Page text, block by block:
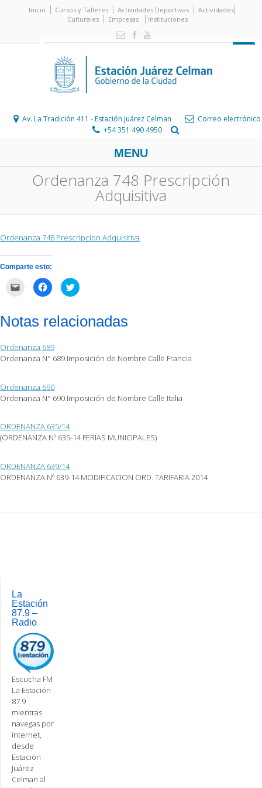
Inicio Cursos y Talleres Actividades Deportivas
Actividades
Culturales
Empresas Instituciones
Av. La Tradición 411 - Estación Juárez Celman
Correo electrónico
+54 351 490 4950
MENU
Ordenanza 748 Prescripción
Adquisitiva
Ordenanza 748 Prescripcion Adquisitiva
Comparte esto:
correo
electrónico
amigo
(Se
abre
ventana
nueva)
Haz
clic
Facebook
(Se
una
ventana
nueva)
Haz
clic
en
Twitter
(Se
ventana
nueva)
Notas relacionadas
Ordenanza 689
Ordenanza N° 689 Imposición de Nombre Calle Francia
Ordenanza 690
Ordenanza N° 690 Imposición de Nombre Calle Italia
ORDENANZA 635/14
(ORDENANZA Nº 635-14 FERIAS MUNICIPALES)
ORDENANZA 639/14
ORDENANZA Nº 639-14 MODIFICACION ORD. TARIFARIA 2014
La
Estación
87.9 –
Radio
Escucha FM
La Estación
87.9
mientras
navegas por
internet,
desde
Estación
Juárez
Celman al